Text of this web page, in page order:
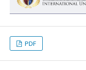
PDF